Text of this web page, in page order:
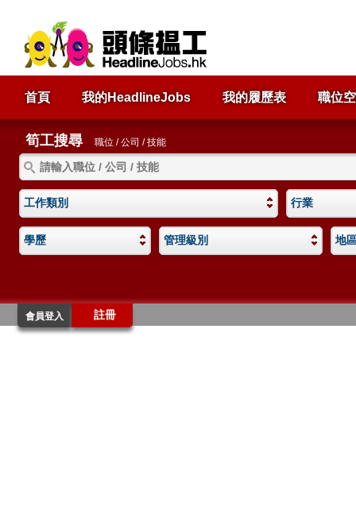
首頁 我的HeadlineJobs 我的履歷表 職位
筍工搜尋 職位 / 公司 / 技能
工作類別 行業
學歷 管理級別 地
會員登入 註冊